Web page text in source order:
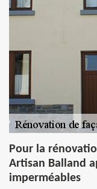
Pour la
Artisan Balland
imperméables